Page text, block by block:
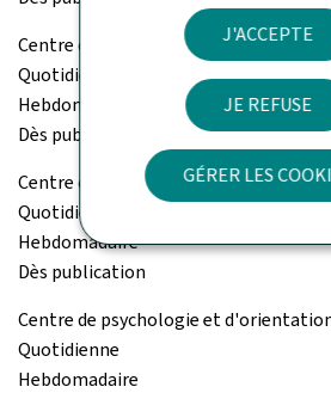
J'ACCEPTE
JE REFUSE
GÉRER LES
Centre de gestion du personnel et de
Quotidienne
Hebdomadaire
Dès publication
Centre de gestion informatique de
Quotidienne
Hebdomadaire
Dès publication
Centre de psychologie et
Quotidienne
Hebdomadaire